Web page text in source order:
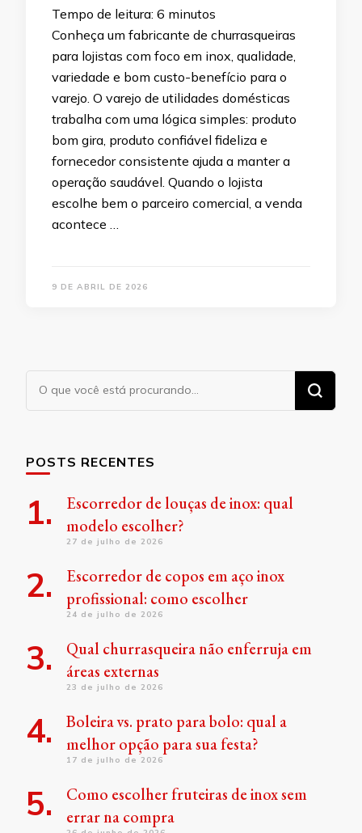
Tempo de leitura: 6 minutos
Conheça um fabricante de churrasqueiras
para lojistas com foco em inox, qualidade,
variedade e bom custo-benefício para o
varejo. O varejo de utilidades domésticas
trabalha com uma lógica simples: produto
bom gira, produto confiável fideliza e
fornecedor consistente ajuda a manter a
operação saudável. Quando o lojista
escolhe bem o parceiro comercial, a venda
acontece …
9 DE ABRIL DE 2026
Procurando
algo?
POSTS RECENTES
Escorredor de louças de inox: qual
modelo escolher?
27 de julho de 2026
Escorredor de copos em aço inox
profissional: como escolher
24 de julho de 2026
Qual churrasqueira não enferruja em
áreas externas
23 de julho de 2026
Boleira vs. prato para bolo: qual a
melhor opção para sua festa?
17 de julho de 2026
Como escolher fruteiras de inox sem
errar na compra